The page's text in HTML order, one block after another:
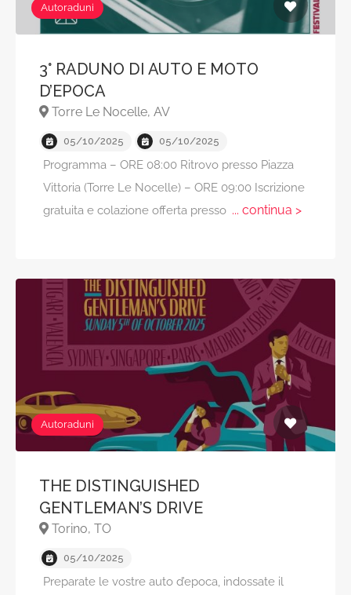
Autoraduni
3° RADUNO DI AUTO E MOTO
D’EPOCA
Torre Le Nocelle, AV
05/10/2025 05/10/2025
Programma – ORE 08:00 Ritrovo presso Piazza
Vittoria (Torre Le Nocelle) – ⁠ORE 09:00 Iscrizione
gratuita e colazione offerta presso... continua >
Autoraduni
THE DISTINGUISHED
GENTLEMAN’S DRIVE
Torino, TO
05/10/2025
Preparate le vostre auto d’epoca, indossate il